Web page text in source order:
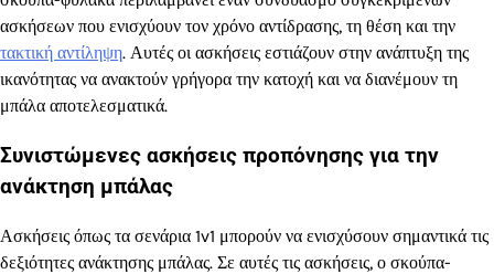
ασκήσεων που ενισχύουν τον χρόνο αντίδρασης, τη θέση και την
τακτική αντίληψη. Αυτές οι ασκήσεις εστιάζουν στην ανάπτυξη της
ικανότητας να ανακτούν γρήγορα την κατοχή και να διανέμουν τη
μπάλα αποτελεσματικά.
Συνιστώμενες ασκήσεις προπόνησης για την
ανάκτηση μπάλας
Ασκήσεις όπως τα σενάρια 1v1 μπορούν να ενισχύσουν σημαντικά τις
δεξιότητες ανάκτησης μπάλας. Σε αυτές τις ασκήσεις, ο σκούπα-